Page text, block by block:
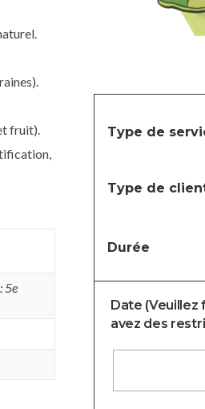
fruit).
5e
Type de
Type de
Durée
Date (Veuillez
avez des